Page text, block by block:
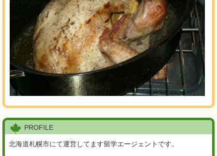
PROFILE
北海道札幌市にて運営してます留学エージェントです。